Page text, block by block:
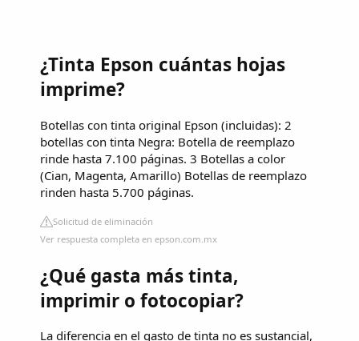
¿Tinta Epson cuántas hojas
imprime?
Botellas con tinta original Epson (incluidas): 2
botellas con tinta Negra: Botella de reemplazo
rinde hasta 7.100 páginas. 3 Botellas a color
(Cian, Magenta, Amarillo) Botellas de reemplazo
rinden hasta 5.700 páginas.
Solicitud de eliminación
Ver respuesta completa en epson.com.mx
¿Qué gasta más tinta,
imprimir o fotocopiar?
La diferencia en el gasto de tinta no es sustancial,